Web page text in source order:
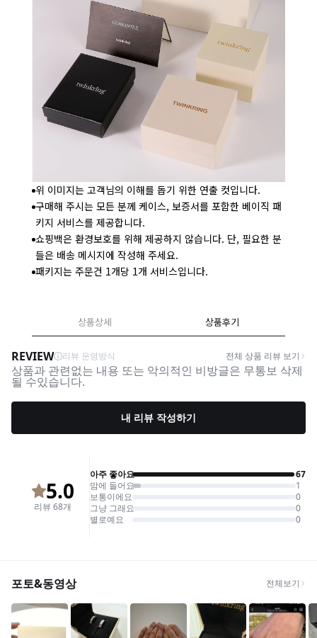
위 이미지는 고객님의 이해를 돕기 위한 연출 컷입니다.
구매해 주시는 모든 분께 케이스, 보증서를 포함한 베이직 패
키지 서비스를 제공합니다.
쇼핑백은 환경보호를 위해 제공하지 않습니다. 단, 필요한 분
들은 배송 메시지에 작성해 주세요.
패키지는 주문건 1개당 1개 서비스입니다.
상품상세 상품후기